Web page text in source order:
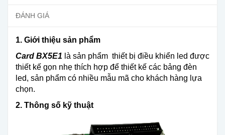
ĐÁNH GIÁ
1. Giới thiệu sản phẩm
Card BX5E1 là sản phẩm thiết bị điều khiển led được
thiết kế gọn nhẹ thích hợp để thiết kế các bảng đèn
led, sản phẩm có nhiều mẫu mã cho khách hàng lựa
chọn.
2. Thông số kỹ thuật